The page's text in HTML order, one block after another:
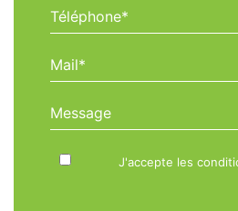
Téléphone*
Mail*
Message
J'accepte les